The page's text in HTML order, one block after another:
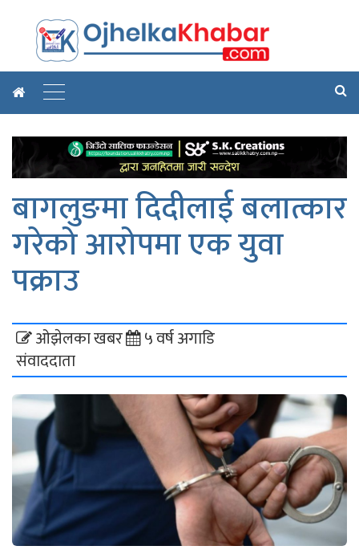
बागलुङमा दिदीलाई बलात्कार
गरेको आरोपमा एक युवा
पक्राउ
ओझेलका खबर
संवाददाता
५ वर्ष अगाडि